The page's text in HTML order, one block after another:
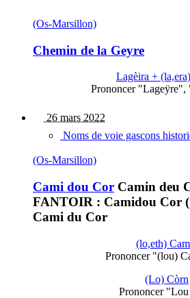
(Os-Marsillon)
Chemin de la Geyre
Lagèira +
Prononcer "Lageÿre",
26 mars 2022
Noms de voie gascons
(Os-Marsillon)
Cami dou Cor Camin deu
FANTOIR : Camidou Cor
Cami du Cor
(lo,eth)
Prononcer "(lou)
(Lo) Còrn
Prononcer